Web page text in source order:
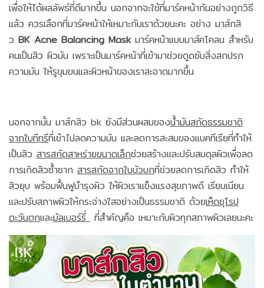
เพื่อให้ได้ผลลัพธ์ที่ดีมากขึ้น นอกจากจะใช้ที่มาร์คหน้ากันอย่างถูกวิธี
แล้ว ควรเลือกที่มาร์คหน้าให้เหมาะกับเราด้วยนะคะ อย่าง มาส์กสิ
ว BK Acne Balancing Maskมาร์คหน้าแบบมาส์คโคลน สำหรับ
คนเป็นสิว ผิวมัน เพราะเป็นมาร์คหน้าที่เข้ามาช่วยดูดซับสิ่งสกปรก
ความมัน ให้รูขุมขนและผิวหน้าของเราสะอาดมากขึ้น
นอกจากนั้น มาส์กสิว bk ยังมีส่วนผสมของน้ำมันสกัดธรรมชาติ
จากใบทีทรีที่เข้าไปลดความมัน และลดการสะสมของแบคทีเรียที่ทำให้
เป็นสิว สารสกัดสาหร่ายขนาดเล็กช่วยสร้างและปรับสมดุลผิวเพื่อลด
การเกิดสิวซ้ำซาก สารสกัดจากใบบัวบกที่ช่วยลดการเกิดสิว ทำให้
สิวยุบ พร้อมฟื้นฟูบำรุงผิว ให้ผิวเราแข็งแรงสุขภาพดี เรียบเนียน
และปรับสภาพผิวให้กระจ่างใสอย่างเป็นธรรมชาติ ด้วยเห็ดยุโรป
ตะวันตกและมัลเบอร์รี่ ที่สำคัญคือ เหมาะกับผิวทุกสภาพผิวเลยนะคะ